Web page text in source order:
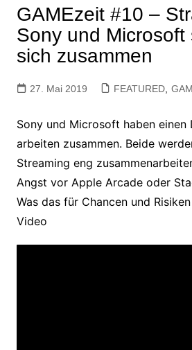
GAMEzeit #10 –
Sony und Microsoft
sich zusammen
27. Mai 2019 FEATURED,
Sony und Microsoft haben
arbeiten zusammen. Beide
Streaming eng
Angst vor Apple Arcade oder
Was das für Chancen und
Video